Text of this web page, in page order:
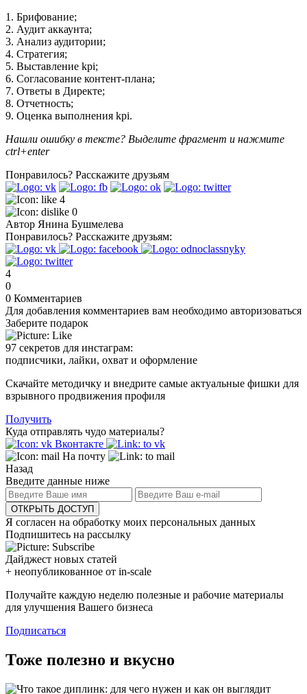
1. Брифование;
2. Аудит аккаунта;
3. Анализ аудитории;
4. Стратегия;
5. Выставление kpi;
6. Согласование контент-плана;
7. Ответы в Директе;
8. Отчетность;
9. Оценка выполнения kpi.
Нашли ошибку в тексте? Выделите фрагмент и нажмите
ctrl+enter
Понравилось? Расскажите друзьям
4
0
Автор Янина Бушмелева
Понравилось? Расскажите друзьям:
4
0
0 Комментариев
Для добавления комментариев вам необходимо авторизоваться
Заберите подарок
97 секретов для инстаграм:
подписчики, лайки, охват и оформление
Скачайте методичку и внедрите самые актуальные фишки для
взрывного продвижения профиля
Получить
Куда отправлять чудо материалы?
Вконтакте
На почту
Назад
Введите данные ниже
ОТКРЫТЬ ДОСТУП
Я согласен на обработку моих персональных данных
Подпишитесь на рассылку
Дайджест новых статей
+ неопубликованное от in-scale
Получайте каждую неделю полезные и рабочие материалы
для улучшения Вашего бизнеса
Подписаться
Тоже полезно и вкусно